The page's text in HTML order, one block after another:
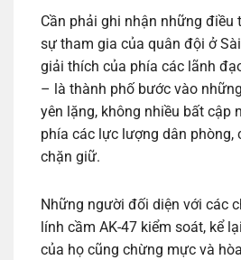
Cần phải ghi nhận những điều
sự tham gia của quân đội ở
giải thích của phía các lãnh
– là thành phố bước vào
yên lặng, không nhiều bất cập
phía các lực lượng dân phòng,
chặn giữ.
Những người đối diện với các
lính cầm AK-47 kiểm soát, kể
của họ cũng chừng mực và